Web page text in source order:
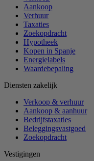
Aankoop
Verhuur
Taxaties
Zoekopdracht
Hypotheek
Kopen in Spanje
Energielabels
Waardebepaling
Diensten zakelijk
Verkoop & verhuur
Aankoop & aanhuur
Bedrijfstaxaties
Beleggingsvastgoed
Zoekopdracht
Vestigingen